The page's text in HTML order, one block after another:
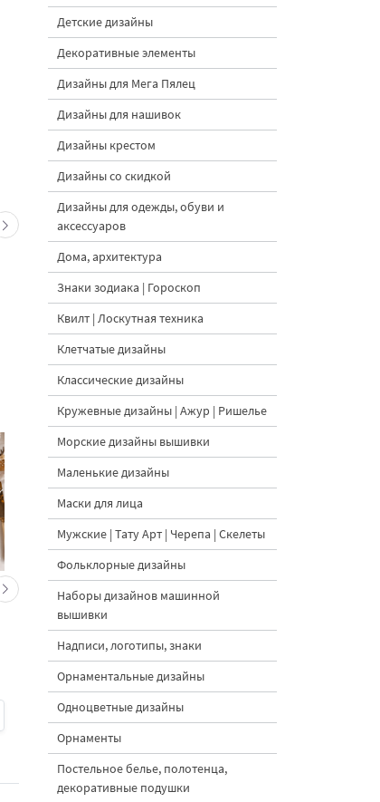
Кролик украшает ёлку
морковками дизайн
размера
500 руб.| В корзину
вышивки - 3
Детские дизайны
Декоративные элементы
Дизайны для Мега Пялец
Дизайны для нашивок
Дизайны крестом
Дизайны со скидкой
Дизайны для одежды, обуви и
аксессуаров
Дома, архитектура
Знаки зодиака | Гороскоп
Квилт | Лоскутная техника
Клетчатые дизайны
Классические дизайны
Кружевные дизайны | Ажур | Ришелье
Морские дизайны вышивки
Маленькие дизайны
Маски для лица
Мужские | Тату Арт | Черепа | Скелеты
Фольклорные дизайны
Наборы дизайнов машинной
вышивки
Надписи, логотипы, знаки
Орнаментальные дизайны
Одноцветные дизайны
Орнаменты
Постельное белье, полотенца,
декоративные подушки